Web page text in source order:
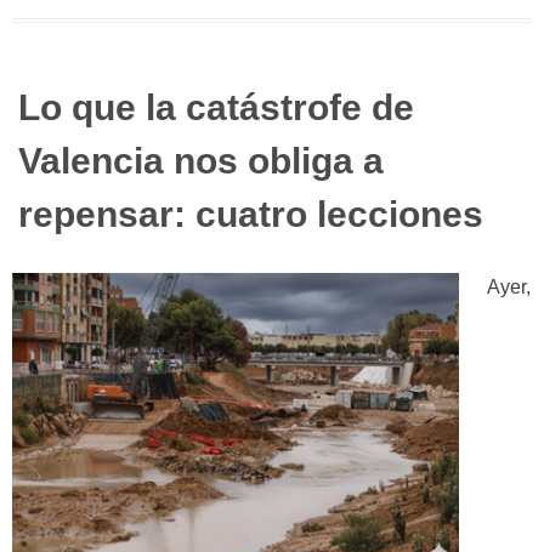
Lo que la catástrofe de
Valencia nos obliga a
repensar: cuatro lecciones
Ayer,